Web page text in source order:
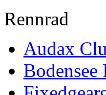
Rennrad
Audax
Bodensee